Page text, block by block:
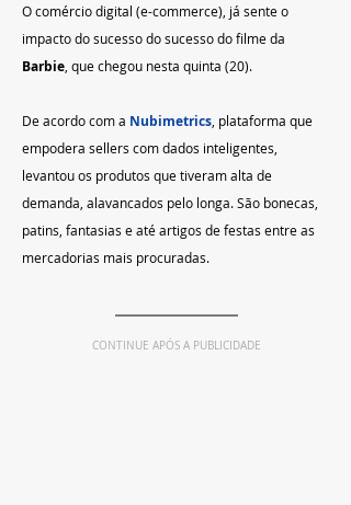
O comércio digital (e-commerce), já sente o
impacto do sucesso do sucesso do filme da
Barbie , que chegou nesta quinta (20).
De acordo com a Nubimetrics , plataforma que
empodera sellers com dados inteligentes,
levantou os produtos que tiveram alta de
demanda, alavancados pelo longa. São bonecas,
patins, fantasias e até artigos de festas entre as
mercadorias mais procuradas.
CONTINUE APÓS A PUBLICIDADE